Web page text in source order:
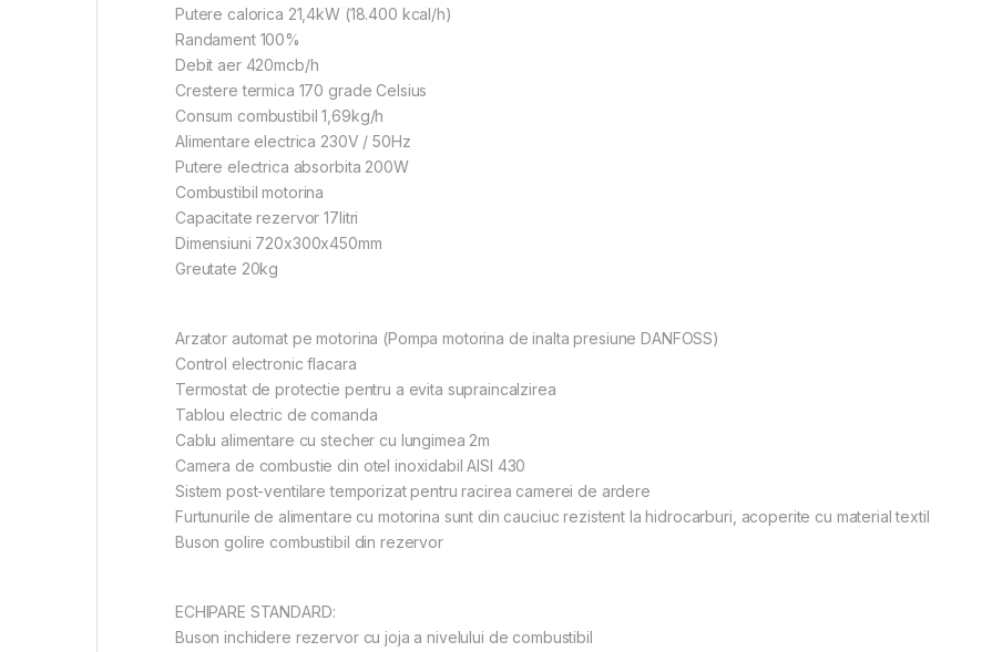
Putere calorica 21,4kW (18.400 kcal/h)
Randament 100%
Debit aer 420mcb/h
Crestere termica 170 grade Celsius
Consum combustibil 1,69kg/h
Alimentare electrica 230V / 50Hz
Putere electrica absorbita 200W
Combustibil motorina
Capacitate rezervor 17litri
Dimensiuni 720x300x450mm
Greutate 20kg
Arzator automat pe motorina (Pompa motorina de inalta presiune DANFOSS)
Control electronic flacara
Termostat de protectie pentru a evita supraincalzirea
Tablou electric de comanda
Cablu alimentare cu stecher cu lungimea 2m
Camera de combustie din otel inoxidabil AISI 430
Sistem post-ventilare temporizat pentru racirea camerei de ardere
Furtunurile de alimentare cu motorina sunt din cauciuc rezistent la hidrocarburi, acoperite cu material textil
Buson golire combustibil din rezervor
ECHIPARE STANDARD:
Buson inchidere rezervor cu joja a nivelului de combustibil